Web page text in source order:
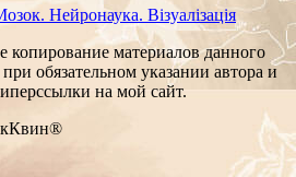
Нейронаука. Візуалізація
копирование материалов данного
обязательном указании автора и
на мой сайт.